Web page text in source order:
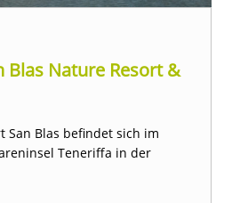
Blas Nature Resort &
San Blas befindet sich im
Teneriffa in der